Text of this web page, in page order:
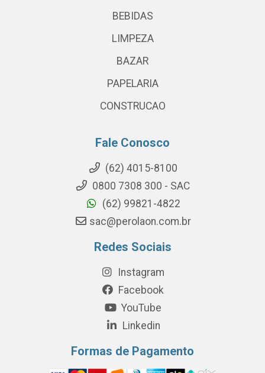
BEBIDAS
LIMPEZA
BAZAR
PAPELARIA
CONSTRUCAO
Fale Conosco
(62) 4015-8100
0800 7308 300 - SAC
(62) 99821-4822
sac@perolaon.com.br
Redes Sociais
Instagram
Facebook
YouTube
Linkedin
Formas de Pagamento